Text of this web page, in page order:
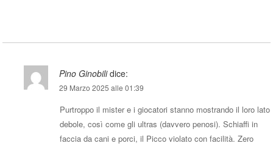
Pino Ginobili dice:
29 Marzo 2025 alle 01:39
Purtroppo il mister e i giocatori stanno mostrando il loro lato
debole, così come gli ultras (davvero penosi). Schiaffi in
faccia da cani e porci, il Picco violato con facilità. Zero